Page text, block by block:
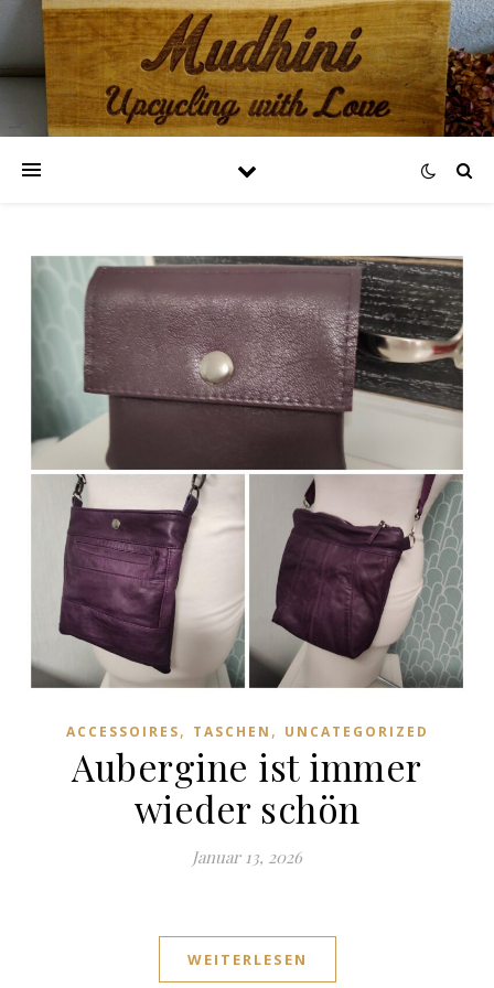
ACCESSOIRES, TASCHEN , UNCATEGORIZED
Aubergine ist immer
wieder schön
Januar 13, 2026
WEITERLESEN